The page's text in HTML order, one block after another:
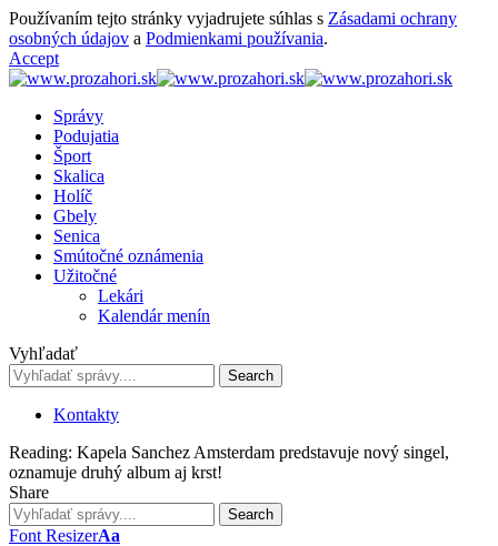
Používaním tejto stránky vyjadrujete súhlas s Zásadami ochrany
osobných údajov a Podmienkami používania.
Accept
Správy
Podujatia
Šport
Skalica
Holíč
Gbely
Senica
Smútočné oznámenia
Užitočné
Lekári
Kalendár menín
Vyhľadať
Kontakty
Reading: Kapela Sanchez Amsterdam predstavuje nový singel,
oznamuje druhý album aj krst!
Share
Font ResizerAa